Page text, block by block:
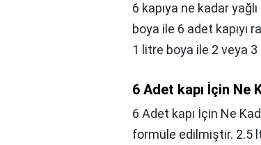
6 kapıya ne kadar
boya ile 6 adet kapıyı
1 litre boya ile 2 veya
6 Adet kapı İçin Ne
6 Adet kapı İçin Ne
formüle edilmiştir. 2.5